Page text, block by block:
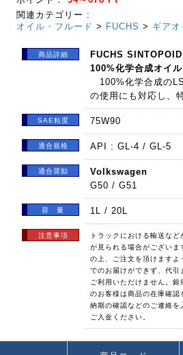
関連カテゴリー :
オイル・フルード > FUCHS > ギアオ
商品詳細
FUCHS
100%化学合成オイル
100%化学合成の
の使用にも対応し、
SAE粘度 75W90
適合規格 API : GL-4 / GL-5
適合奨励
Volkswagen
G50 / G51
容 量 1L / 20L
注意事項
トラックにおける輸送な
が見られる場合がござい
の上、ご注文を頂けます
でのお届けができず、代
ご利用いただけません。
のお客様は商品の在庫確認
納期の確認などのご連絡を
ご入金ください。